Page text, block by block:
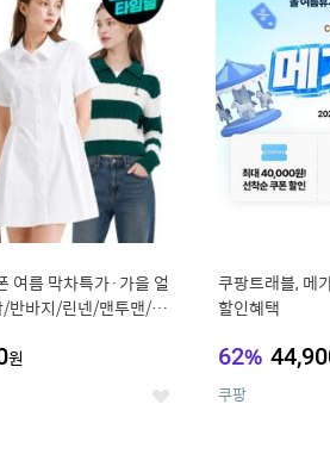
여름 막차특가·가을 얼
반바지/린넨/맨투맨/슬
원
좋
쿠팡트래블, 메
할인혜택
62%
쿠팡